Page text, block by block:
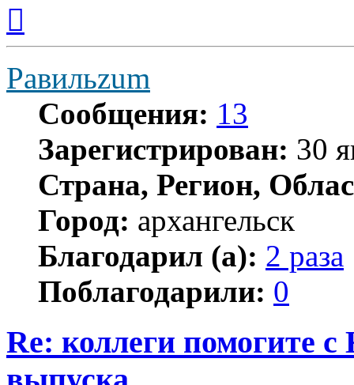
началу
Равильzum
Сообщения: 13
Зарегистрирован: 30
Страна, Регион,
Город: архангельск
Благодарил (а): 2 раза
Поблагодарили: 0
Re: коллеги помогите